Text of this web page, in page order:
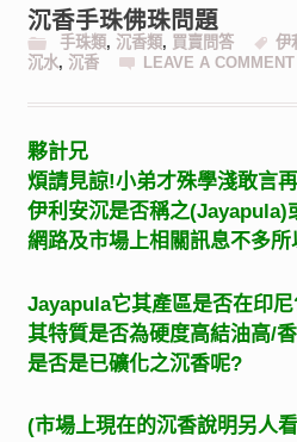
沉香手珠佛珠問題
手珠類, 沉香類, 買賣問答 伊
沉水, 沉香 LEAVE A COMMENT
夥計兄
煩請見諒!小弟才殊學淺敢言
伊利安沉是否稱之(Jayapula)
網路及市場上相關訊息不多
Jayapula它其產區是否在印
其特質是否為硬度高結油高/
是否是已礦化之沉香呢?
(市場上現在的沉香說明另人